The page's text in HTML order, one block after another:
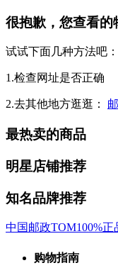
很抱歉，您查看的
试试下面几种方法吧：
1.检查网址是否正确
2.去其他地方逛逛：
最热卖的商品
明星店铺推荐
知名品牌推荐
中国邮政TOM100%正
购物指南